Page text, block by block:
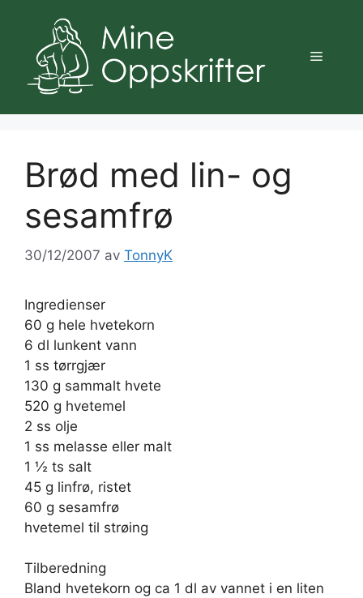
innhold
Meny
Brød med lin- og
sesamfrø
30/12/2007 av TonnyK
Ingredienser
60 g hele hvetekorn
6 dl lunkent vann
1 ss tørrgjær
130 g sammalt hvete
520 g hvetemel
2 ss olje
1 ss melasse eller malt
1 ½ ts salt
45 g linfrø, ristet
60 g sesamfrø
hvetemel til strøing
Tilberedning
Bland hvetekorn og ca 1 dl av vannet i en liten